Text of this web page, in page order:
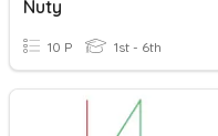
Nuty
10 P 1st - 6th